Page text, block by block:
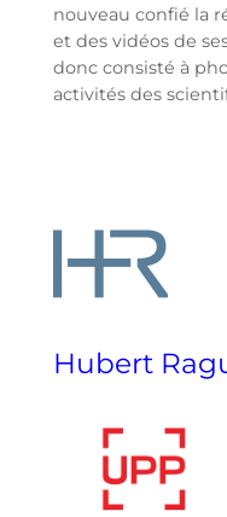
nouveau confié la
et des vidéos de
donc consisté à
activités des
Hubert